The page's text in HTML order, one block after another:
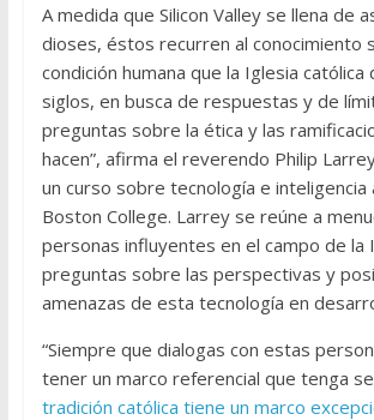
A medida que Silicon Valley se llena de
dioses, éstos recurren al conocimiento
condición humana que la Iglesia
siglos, en busca de respuestas y de
preguntas sobre la ética y las
hacen”, afirma el reverendo Philip
un curso sobre tecnología e inteligencia
Boston College. Larrey se reúne a
personas influyentes en el campo de la
preguntas sobre las perspectivas y
amenazas de esta tecnología en
“Siempre que dialogas con estas
tener un marco referencial que tenga
tradición católica tiene un marco